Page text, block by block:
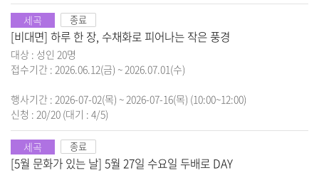
세곡
[비대면] 하루 한 장, 수채화로 피어나는 작은 풍경
대상 : 성인 20명
접수기간 : 2026.06.12(금) ~ 2026.07.01(수)
행사기간 : 2026-07-02(목) ~ 2026-07-16(목) (10:00~12:00)
신청 : 20/20 (대기 : 4/5)
종료
세곡
[5월 문화가 있는 날] 5월 27일 수요일 두배로 DAY
종료